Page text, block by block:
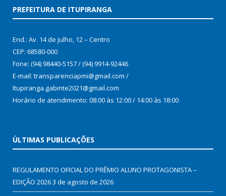
PREFEITURA DE ITUPIRANGA
End.: Av. 14 de julho, 12 – Centro
CEP: 68580-000
Fone: (94) 98440-5157 / (94) 9914-92446
E-mail: transparenciapmi@gmail.com /
Itupiranga.gabinte2021@gmail.com
Horário de atendimento: 08:00 às 12:00 / 14:00 às 18:00
ÚLTIMAS PUBLICAÇÕES
REGULAMENTO OFICIAL DO PRÊMIO ALUNO PROTAGONISTA –
EDIÇÃO 20263 de agosto de 2026